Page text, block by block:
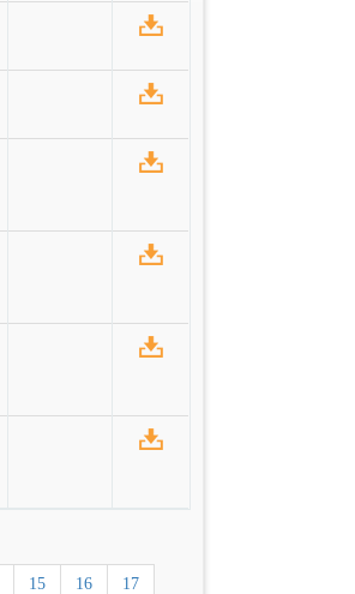
15 16 17